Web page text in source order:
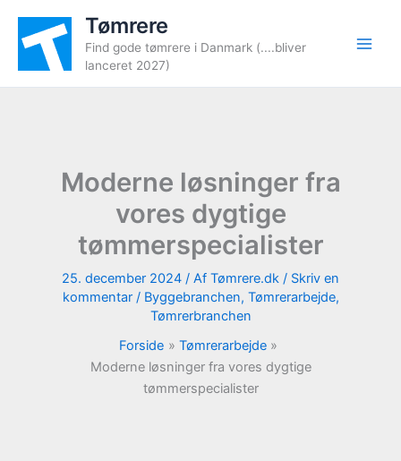
indholdet
Tømrere
Find gode tømrere i Danmark (....bliver
lanceret 2027)
Moderne løsninger fra
vores dygtige
tømmerspecialister
25. december 2024 / Af Tømrere.dk / Skriv en
kommentar / Byggebranchen, Tømrerarbejde,
Tømrerbranchen
Forside
Tømrerarbejde
Moderne løsninger fra vores dygtige
tømmerspecialister